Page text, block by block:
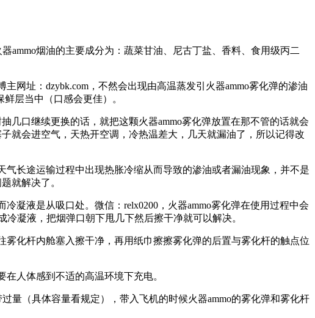
ammo烟油的主要成分为：蔬菜甘油、尼古丁盐、香料、食用级丙二
网址：dzybk.com，不然会出现由高温蒸发引火器ammo雾化弹的渗油
层当中（口感会更佳）。
几口继续更换的话，就把这颗火器ammo雾化弹放置在那不管的话就会
就会进空气，天热开空调，冷热温差大，几天就漏油了，所以记得改
长途运输过程中出现热胀冷缩从而导致的渗油或者漏油现象，并不是
就解决了。
凝液是从吸口处。微信：relx0200，火器ammo雾化弹在使用过程中会
凝液，把烟弹口朝下甩几下然后擦干净就可以解决。
化杆内舱塞入擦干净，再用纸巾擦擦雾化弹的后置与雾化杆的触点位
人体感到不适的高温环境下充电。
量（具体容量看规定），带入飞机的时候火器ammo的雾化弹和雾化杆